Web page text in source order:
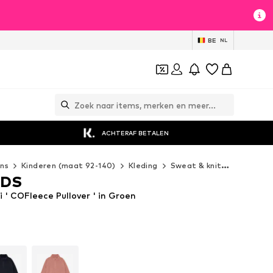
BE NL
ACHTERAF BETALEN
Kinderen (maat 92-140) Kleding Sweat & knitwear
' COFleece Pullover ' in Groen